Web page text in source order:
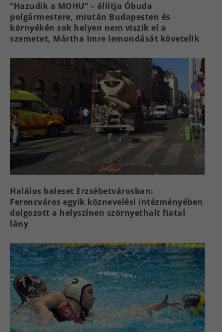
“Hazudik a MOHU” – állítja Óbuda
polgármestere, miután Budapesten és
környékén sok helyen nem viszik el a
szemetet, Mártha Imre lemondását követelik
Halálos baleset Erzsébetvárosban:
Ferencváros egyik köznevelési intézményében
dolgozott a helyszínen szörnyethalt fiatal
lány